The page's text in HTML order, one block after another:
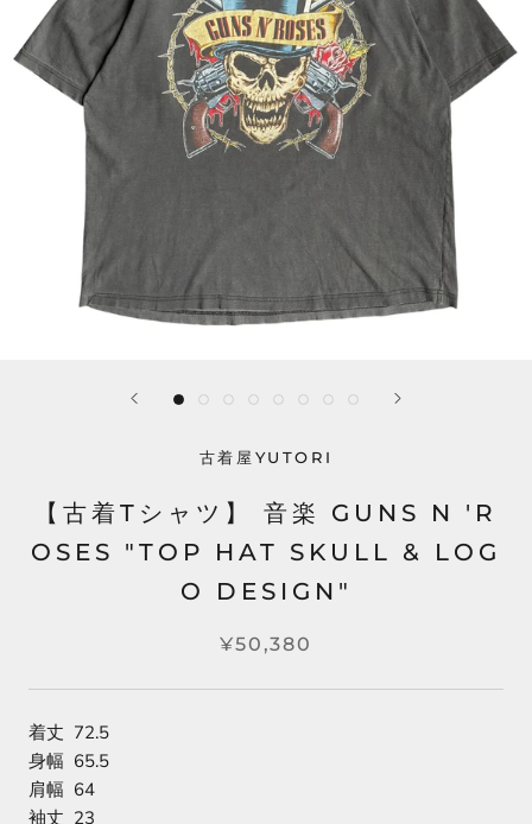
古着屋YUTORI
【古着Tシャツ】 音楽 GUNS N 'R
OSES "TOP HAT SKULL & LOG
O DESIGN"
¥50,380
着丈 72.5
身幅 65.5
肩幅 64
袖丈 23